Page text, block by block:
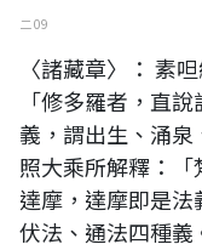
二 09
〈諸藏章〉： 素
「修多羅者，直
義，謂出生、涌
照大乘所解釋：
達摩，達摩即是法
伏法、通法四種義